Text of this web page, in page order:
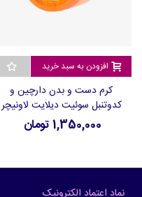
افزودن به سبد خرید
کرم دست و بدن دارچین و
کدوتنبل سوئیت دیلایت لاونیچر
1,350,000 تومان